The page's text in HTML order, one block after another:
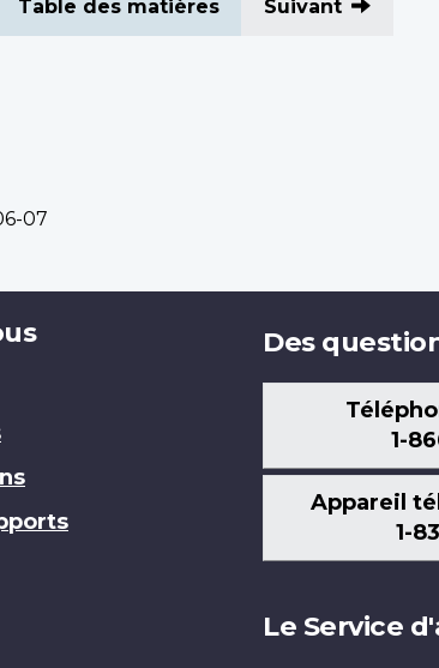
Table des matières Suivant
07
Des
1-
Appareil
1-
Le Service